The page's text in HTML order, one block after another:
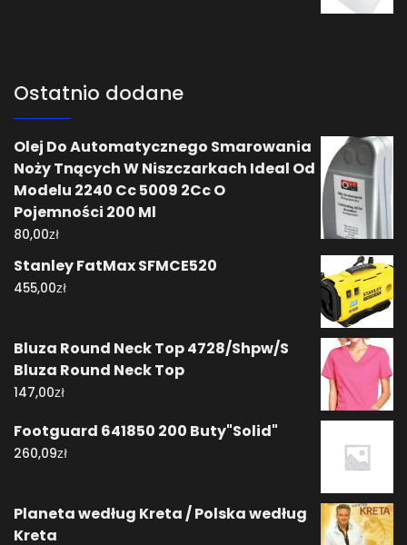
Ostatnio dodane
Olej Do Automatycznego Smarowania
Noży Tnących W Niszczarkach Ideal Od
Modelu 2240 Cc 5009 2Cc O
Pojemności 200 Ml
80,00zł
Stanley FatMax SFMCE520
455,00zł
Bluza Round Neck Top 4728/Shpw/S
Bluza Round Neck Top
147,00zł
Footguard 641850 200 Buty"Solid"
260,09zł
Planeta według Kreta / Polska według
Kreta